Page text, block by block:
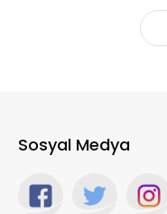
Sosyal Medya